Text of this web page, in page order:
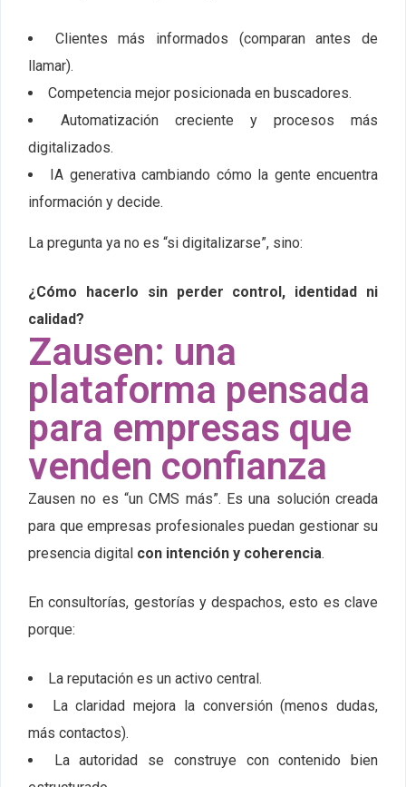
Clientes más informados (comparan antes de
llamar).
Competencia mejor posicionada en buscadores.
Automatización creciente y procesos más
digitalizados.
IA generativa cambiando cómo la gente encuentra
información y decide.
La pregunta ya no es “si digitalizarse”, sino:
¿Cómo hacerlo sin perder control, identidad ni
calidad?
Zausen: una
plataforma pensada
para empresas que
venden confianza
Zausen no es “un CMS más”. Es una solución creada
para que empresas profesionales puedan gestionar su
presencia digital con intención y coherencia.
En consultorías, gestorías y despachos, esto es clave
porque:
La reputación es un activo central.
La claridad mejora la conversión (menos dudas,
más contactos).
La autoridad se construye con contenido bien